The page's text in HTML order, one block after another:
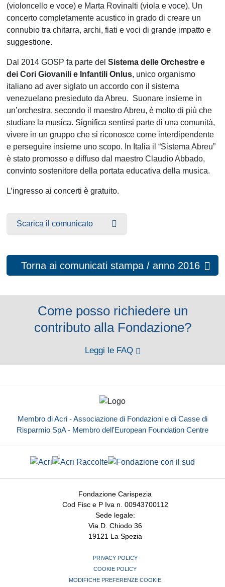
(violoncello e voce) e Marta Rovinalti (viola e voce). Un
concerto completamente acustico in grado di creare un
connubio tra chitarra, archi, fiati e voci di grande impatto e
suggestione.
Dal 2014 GOSP fa parte delSistema delle Orchestre e
dei Cori Giovanili e Infantili Onlus, unico organismo
italiano ad aver siglato un accordo con il sistema
venezuelano presieduto da Abreu. Suonare insieme in
un’orchestra, secondo il maestro Abreu, è molto di più che
studiare la musica. Significa sentirsi parte di una comunità,
vivere in un gruppo che si riconosce come interdipendente
e perseguire insieme uno scopo. In Italia il “Sistema Abreu”
è stato promosso e diffuso dal maestro Claudio Abbado,
convinto sostenitore della portata educativa della musica.
L’ingresso ai concerti è gratuito.
Scarica il comunicato
Torna ai comunicati stampa / anno 2016
Come posso richiedere un
contributo alla Fondazione?
Leggi le FAQ
Membro di Acri - Associazione di Fondazioni e di Casse di
Risparmio SpA - Membro dell'European Foundation Centre
Fondazione Carispezia
Cod Fisc e P Iva n. 00943700112
Sede legale:
Via D. Chiodo 36
19121 La Spezia
PRIVACY POLICY
COOKIE POLICY
MODIFICHE PREFERENZE COOKIE